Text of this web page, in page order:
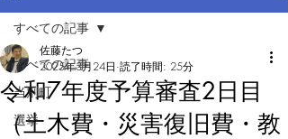
すべての記事
当別町
選挙
すべての記事
令和7年度予算審査2日目
（土木費・災害復旧費・教
佐藤たつ
2025年3月24日 読了時間: 25分